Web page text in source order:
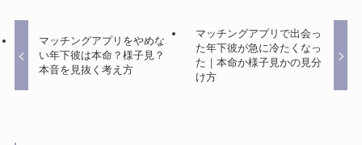
マッチングアプリをやめな
い年下彼は本命？様子見？
本音を見抜く考え方
マッチングアプリで出会っ
た年下彼が急に冷たくなっ
た｜本命か様子見かの見分
け方